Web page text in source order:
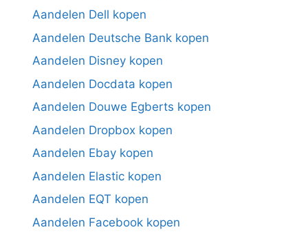
Aandelen Dell kopen
Aandelen Deutsche Bank kopen
Aandelen Disney kopen
Aandelen Docdata kopen
Aandelen Douwe Egberts kopen
Aandelen Dropbox kopen
Aandelen Ebay kopen
Aandelen Elastic kopen
Aandelen EQT kopen
Aandelen Facebook kopen